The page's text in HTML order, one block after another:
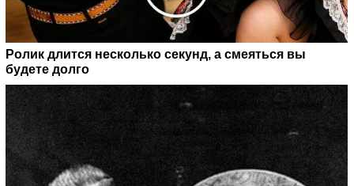
Ролик длится несколько секунд, а смеяться вы
будете долго